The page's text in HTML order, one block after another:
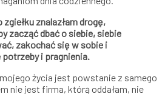
zgiełku znalazłam drogę,
zacząć dbać o siebie, siebie
zakochać się w sobie i
i pragnienia.
życia jest powstanie z samego
nie jest firma, którą oddałam, nie